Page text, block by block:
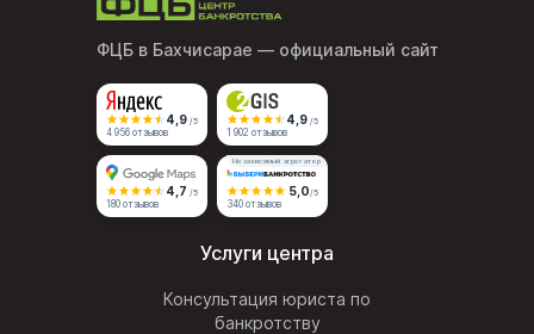
ФЦБ в Бахчисарае — официальный сайт
4,9 /5
4 956 отзывов
4,9 /5
1 902 отзывов
4,7 /5
180 отзывов
Независимый агрегатор
5,0/5
340 отзывов
Услуги центра
Консультация юриста по
банкротству